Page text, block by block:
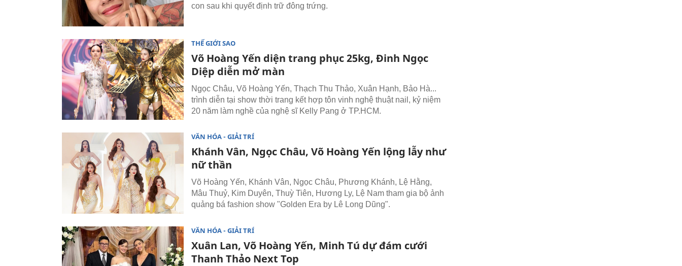
con sau khi quyết định trữ đông trứng.
THẾ GIỚI SAO
Võ Hoàng Yến diện trang phục 25kg, Đinh Ngọc
Diệp diễn mở màn
Ngọc Châu, Võ Hoàng Yến, Thạch Thu Thảo, Xuân Hạnh, Bảo Hà...
trình diễn tại show thời trang kết hợp tôn vinh nghệ thuật nail, kỷ niệm
20 năm làm nghề của nghệ sĩ Kelly Pang ở TP.HCM.
VĂN HÓA - GIẢI TRÍ
Khánh Vân, Ngọc Châu, Võ Hoàng Yến lộng lẫy như
nữ thần
Võ Hoàng Yến, Khánh Vân, Ngọc Châu, Phương Khánh, Lệ Hằng,
Mâu Thuỷ, Kim Duyên, Thuỳ Tiên, Hương Ly, Lệ Nam tham gia bộ ảnh
quảng bá fashion show "Golden Era by Lê Long Dũng".
VĂN HÓA - GIẢI TRÍ
Xuân Lan, Võ Hoàng Yến, Minh Tú dự đám cưới
Thanh Thảo Next Top